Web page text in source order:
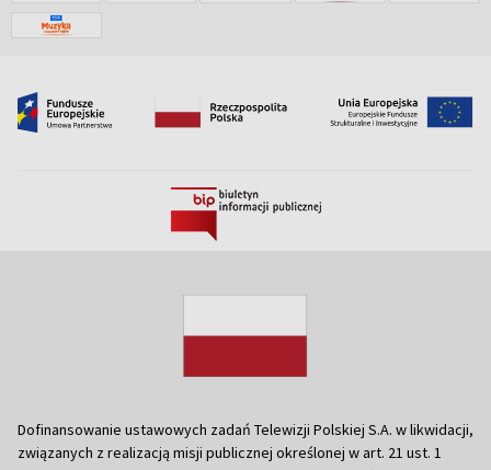
Dofinansowanie ustawowych zadań Telewizji Polskiej S.A. w likwidacji,
związanych z realizacją misji publicznej określonej w art. 21 ust. 1